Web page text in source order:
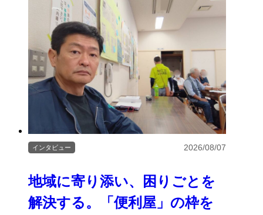
地域に寄り添い、困りごとを
解決する。「便利屋」の枠を
インタビュー 2026/08/07